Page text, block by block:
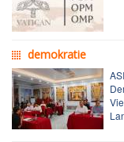
demokratie